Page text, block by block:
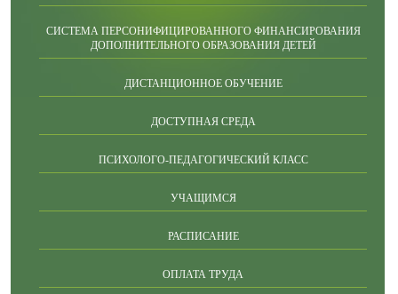
СИСТЕМА ПЕРСОНИФИЦИРОВАННОГО ФИНАНСИРОВАНИЯ
ДОПОЛНИТЕЛЬНОГО ОБРАЗОВАНИЯ ДЕТЕЙ
ДИСТАНЦИОННОЕ ОБУЧЕНИЕ
ДОСТУПНАЯ СРЕДА
ПСИХОЛОГО-ПЕДАГОГИЧЕСКИЙ КЛАСС
УЧАЩИМСЯ
РАСПИСАНИЕ
ОПЛАТА ТРУДА